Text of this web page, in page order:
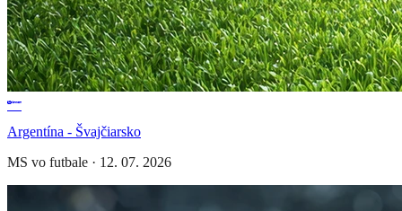
Argentína - Švajčiarsko
MS vo futbale · 12. 07. 2026